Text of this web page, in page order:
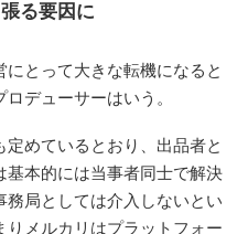
る要因に
とって大きな転機になると
デューサーはいう。
定めているとおり、出品者と
基本的には当事者同士で解決
局としては介入しないとい
りメルカリはプラットフォー